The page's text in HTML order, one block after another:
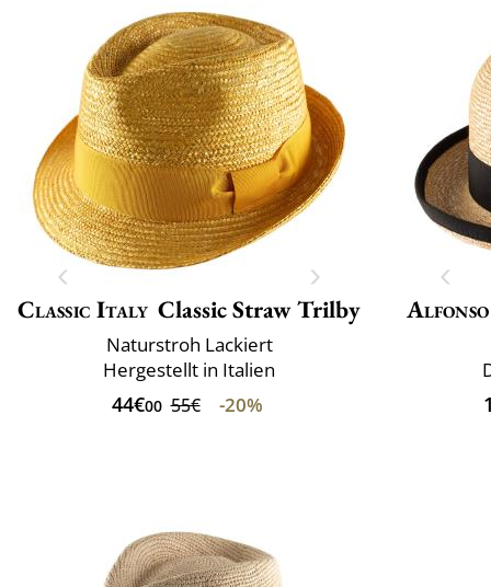
Classic Italy Classic Straw Trilby
Naturstroh Lackiert
Hergestellt in Italien
44€00 55€ -20%